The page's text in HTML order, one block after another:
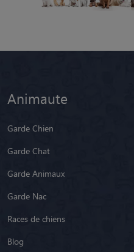
Animaute
Garde Chien
Garde Chat
Garde Animaux
Garde Nac
Races de chiens
Blog